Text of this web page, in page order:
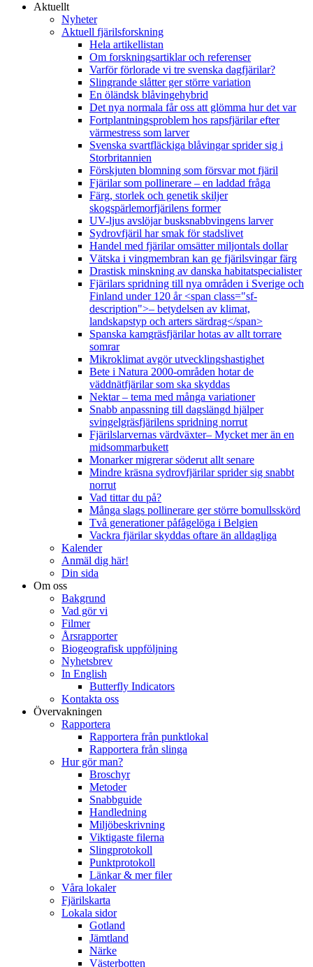
Aktuellt
Nyheter
Aktuell fjärilsforskning
Hela artikellistan
Om forskningsartiklar och referenser
Varför förlorade vi tre svenska dagfjärilar?
Slingrande slåtter ger större variation
En öländsk blåvingehybrid
Det nya normala får oss att glömma hur det var
Fortplantningsproblem hos rapsfjärilar efter
värmestress som larver
Svenska svartfläckiga blåvingar sprider sig i
Storbritannien
Förskjuten blomning som försvar mot fjäril
Fjärilar som pollinerare – en laddad fråga
Färg, storlek och genetik skiljer
skogspärlemorfjärilens former
UV-ljus avslöjar busksnabbvingens larver
Sydrovfjäril har smak för stadslivet
Handel med fjärilar omsätter miljontals dollar
Vätska i vingmembran kan ge fjärilsvingar färg
Drastisk minskning av danska habitatspecialister
Fjärilars spridning till nya områden i Sverige och
Finland under 120 år <span class="sf-
description">– betydelsen av klimat,
landskapstyp och arters särdrag</span>
Spanska kamgräsfjärilar hotas av allt torrare
somrar
Mikroklimat avgör utvecklingshastighet
Bete i Natura 2000-områden hotar de
väddnätfjärilar som ska skyddas
Nektar – tema med många variationer
Snabb anpassning till dagslängd hjälper
svingelgräsfjärilens spridning norrut
Fjärilslarvernas värdväxter– Mycket mer än en
midsommarbukett
Monarker migrerar söderut allt senare
Mindre kräsna sydrovfjärilar sprider sig snabbt
norrut
Vad tittar du på?
Många slags pollinerare ger större bomullsskörd
Två generationer påfågelöga i Belgien
Vackra fjärilar skyddas oftare än alldagliga
Kalender
Anmäl dig här!
Din sida
Om oss
Bakgrund
Vad gör vi
Filmer
Årsrapporter
Biogeografisk uppföljning
Nyhetsbrev
In English
Butterfly Indicators
Kontakta oss
Övervakningen
Rapportera
Rapportera från punktlokal
Rapportera från slinga
Hur gör man?
Broschyr
Metoder
Snabbguide
Handledning
Miljöbeskrivning
Viktigaste filerna
Slingprotokoll
Punktprotokoll
Länkar & mer filer
Våra lokaler
Fjärilskarta
Lokala sidor
Gotland
Jämtland
Närke
Västerbotten